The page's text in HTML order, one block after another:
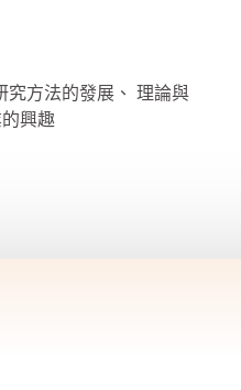
究方法的發展、 理論與
興趣